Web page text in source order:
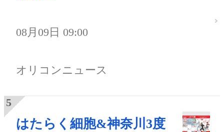
08月09日 09:00
オリコンニュース
はたらく細胞&神奈川3度